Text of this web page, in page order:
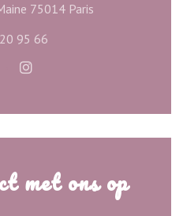
75014 Paris
95 66
((opent in een nieuw
Instagram ((opent in een
met ons op